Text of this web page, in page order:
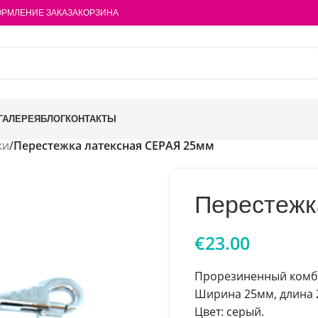
ЗАКАЗАКОРЗИНА
БЛОГКОНТАКТЫ
/Перестежка латексная СЕРАЯ 25мм
€23.00
Прорезиненный
Ширина 25мм, длина
Цвет: серый.